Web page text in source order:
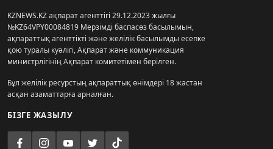
KZNEWS.KZ ақпарат агенттігі 29.12.2023 жылғы
№KZ64VPY00084819 Мерзімді баспасөз басылымын,
ақпараттық агенттікті және желілік басылымды есепке
қою туралы куәлігі, Ақпарат және коммуникация
министрлігінің Ақпарат комитетімен берілген.
Бұл желілік ресурстың ақпараттық өнімдері 18 жастан
асқан азаматтарға арналған.
БІЗГЕ ЖАЗЫЛУ